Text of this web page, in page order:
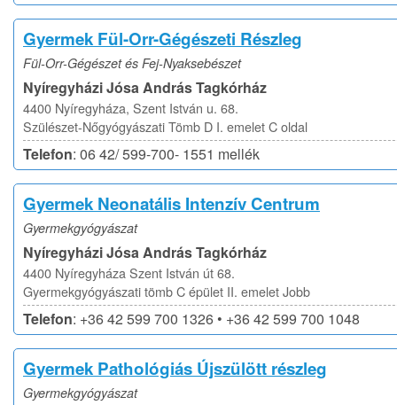
Gyermek Fül-Orr-Gégészeti Részleg
Fül-Orr-Gégészet és Fej-Nyaksebészet
Nyíregyházi Jósa András Tagkórház
4400 Nyíregyháza, Szent István u. 68.
Szülészet-Nőgyógyászati Tömb D I. emelet C oldal
Telefon: 06 42/ 599-700- 1551 mellék
Gyermek Neonatális Intenzív Centrum
Gyermekgyógyászat
Nyíregyházi Jósa András Tagkórház
4400 Nyíregyháza Szent István út 68.
Gyermekgyógyászati tömb C épület II. emelet Jobb
Telefon: +36 42 599 700 1326 • +36 42 599 700 1048
Gyermek Pathológiás Újszülött részleg
Gyermekgyógyászat